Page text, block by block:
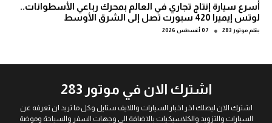
أسرع سيارة إنتاج تجاري في العالم بمحرك رباعي الأسطوانات..
لوتس إيميرا 420 سبورت تصل إلى الشرق الأوسط
بقلم موتور 283 ● 07 أغسطس 2026
اشترك الان في موتور 283
اشترك الان ليصلك اخر اخبار السيارات واللايف ستايل وكل ما تريد ان تعرفه عن
السيارات والتزويد والكلاسيكيات بالاضافة الى وجهات السفر والسياحة وموضة